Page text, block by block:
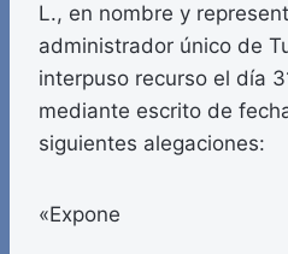
L., en nombre y
administrador único de
interpuso recurso el día
mediante escrito de
siguientes alegaciones:
«Expone